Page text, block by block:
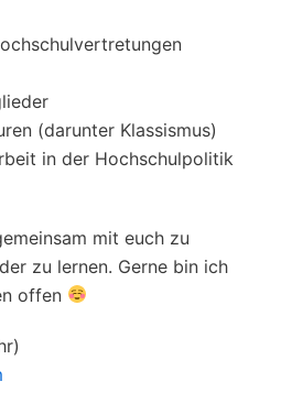
(darunter Klassismus)
in der Hochschulpolitik
mit euch zu
zu lernen. Gerne bin ich
offen